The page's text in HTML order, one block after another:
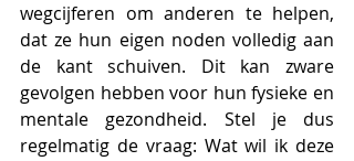
wegcijferen om anderen te helpen,
dat ze hun eigen noden volledig aan
de kant schuiven. Dit kan zware
gevolgen hebben voor hun fysieke en
mentale gezondheid. Stel je dus
regelmatig de vraag: Wat wil ik deze